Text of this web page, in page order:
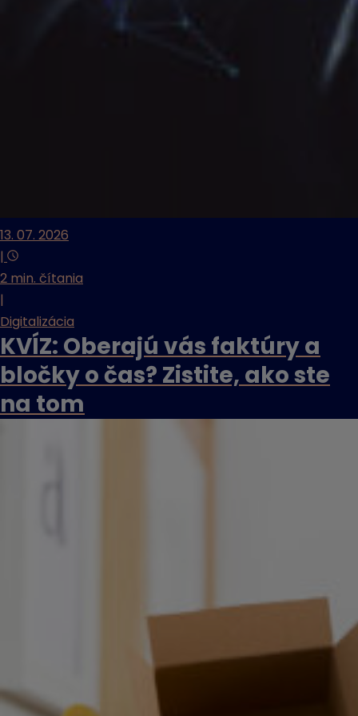
13. 07. 2026
|
2 min. čítania
|
Digitalizácia
KVÍZ: Oberajú vás faktúry a
bločky o čas? Zistite, ako ste
na tom